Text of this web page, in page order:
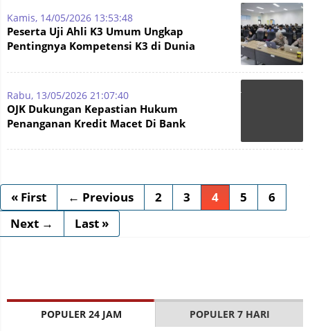
Kamis, 14/05/2026 13:53:48
Peserta Uji Ahli K3 Umum Ungkap
Pentingnya Kompetensi K3 di Dunia
Rabu, 13/05/2026 21:07:40
OJK Dukungan Kepastian Hukum
Penanganan Kredit Macet Di Bank
« First ← Previous 2 3 4 5
6
Next →
Last »
POPULER 24 JAM POPULER 7 HARI